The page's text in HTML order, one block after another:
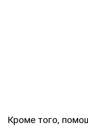
Кроме того,